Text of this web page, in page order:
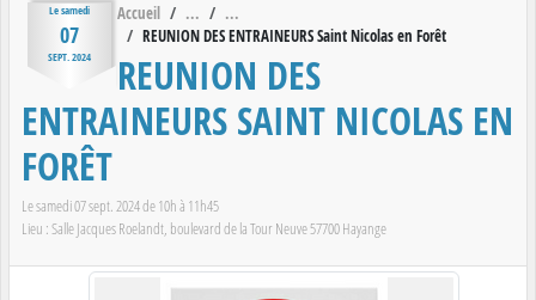
Lesamedi
07
SEPT.2024
Accueil
REUNION DES ENTRAINEURS Saint Nicolas en Forêt
REUNION DES
ENTRAINEURS SAINT NICOLAS EN
FORÊT
Lesamedi07sept. 2024de 10h à 11h45
Lieu :Salle Jacques Roelandt, boulevard de la Tour Neuve57700Hayange